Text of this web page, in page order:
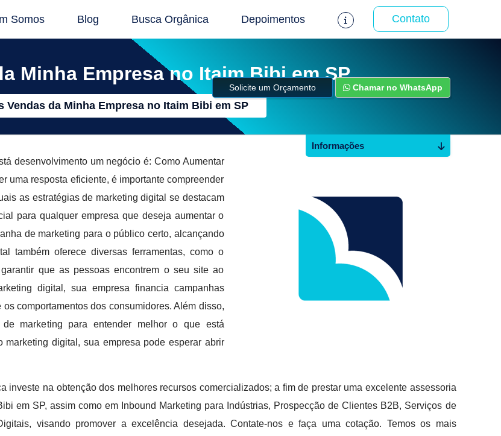
Somos Blog Busca Orgânica Depoimentos Contato
Minha Empresa no Itaim Bibi em SP
Vendas da Minha Empresa no Itaim Bibi em SP
Solicite um Orçamento Chamar no WhatsApp
desenvolvimento um negócio é: Como Aumentar
uma resposta eficiente, é importante compreender
as estratégias de marketing digital se destacam
para qualquer empresa que deseja aumentar o
de marketing para o público certo, alcançando
também oferece diversas ferramentas, como o
que as pessoas encontrem o seu site ao
digital, sua empresa financia campanhas
comportamentos dos consumidores. Além disso,
marketing para entender melhor o que está
digital, sua empresa pode esperar abrir
investe na obtenção dos melhores recursos comercializados; a fim de prestar uma excelente assessoria
em SP, assim como em Inbound Marketing para Indústrias, Prospecção de Clientes B2B, Serviços de
visando promover a excelência desejada. Contate-nos e faça uma cotação. Temos os mais
Informações